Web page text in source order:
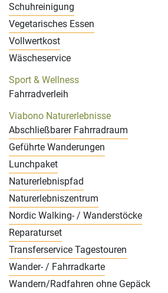
Schuhreinigung
Vegetarisches Essen
Vollwertkost
Wäscheservice
Sport & Wellness
Fahrradverleih
Viabono Naturerlebnisse
Abschließbarer Fahrradraum
Geführte Wanderungen
Lunchpaket
Naturerlebnispfad
Naturerlebniszentrum
Nordic Walking- / Wanderstöcke
Reparaturset
Transferservice Tagestouren
Wander- / Fahrradkarte
Wandern/Radfahren ohne Gepäck